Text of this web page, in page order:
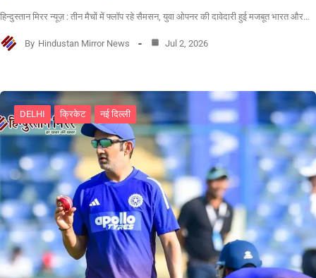
हिन्दुस्तान मिरर न्यूज़ : तीन मैचों में फ्लॉप रहे सैमसन, युवा ओपनर की दावेदारी हुई मजबूत भारत और…
By Hindustan Mirror News Jul 2, 2026
DELHI क्रिकेट नई दिल्ली